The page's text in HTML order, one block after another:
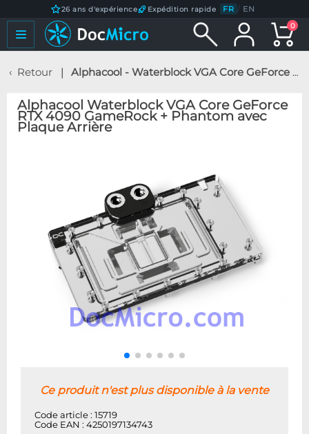
26 ans d'expérience Expédition rapide FR / EN
0
Retour Alphacool - Waterblock VGA Core GeForce RTX 4090 GameRock + Phantom avec Plaque Arrière
Alphacool Waterblock VGA Core GeForce
RTX 4090 GameRock + Phantom avec
Plaque Arrière
Ce produit n'est plus disponible à la vente
Code article : 15719
Code EAN : 4250197134743